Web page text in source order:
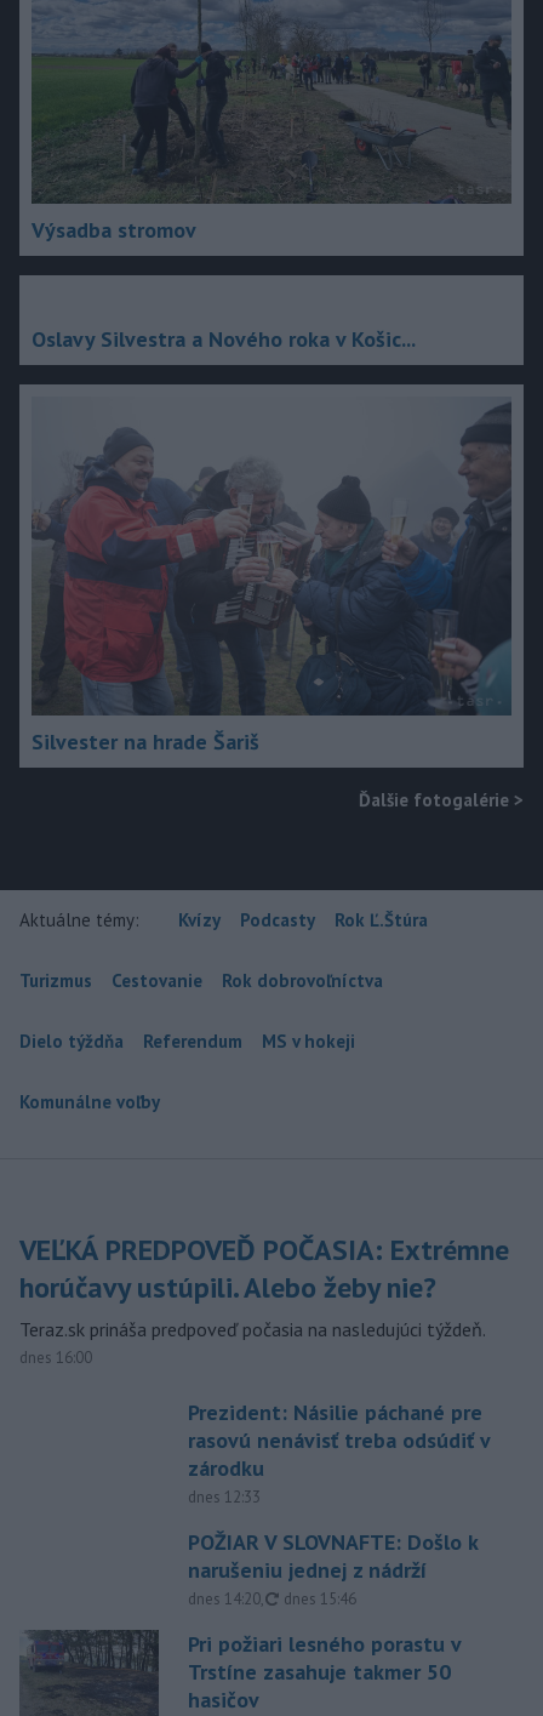
Výsadba stromov
Oslavy Silvestra a Nového roka v Košic...
Silvester na hrade Šariš
Ďalšie fotogalérie >
Aktuálne témy: Kvízy Podcasty Rok Ľ.Štúra
Turizmus Cestovanie Rok dobrovoľníctva
Dielo týždňa Referendum MS v hokeji
Komunálne voľby
VEĽKÁ PREDPOVEĎ POČASIA: Extrémne
horúčavy ustúpili. Alebo žeby nie?
Teraz.sk prináša predpoveď počasia na nasledujúci týždeň.
dnes 16:00
Prezident: Násilie páchané pre
rasovú nenávisť treba odsúdiť v
zárodku
dnes 12:33
POŽIAR V SLOVNAFTE: Došlo k
narušeniu jednej z nádrží
dnes 14:20, aktualizované
dnes 15:46
Pri požiari lesného porastu v
Trstíne zasahuje takmer 50
hasičov